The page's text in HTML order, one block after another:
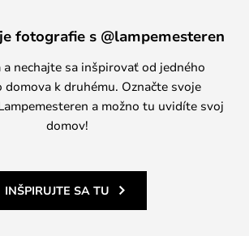
fotografie s @lampemesteren
nechajte sa inšpirovať od jedného
domova k druhému. Označte svoje
a možno tu uvidíte svoj
domov!
INŠPIRUJTE SA TU